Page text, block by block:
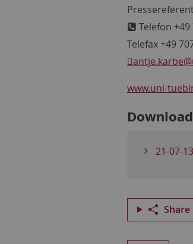
Telefon +49
Telefax +49
antje.karbe
www.uni-
21-07-
Share